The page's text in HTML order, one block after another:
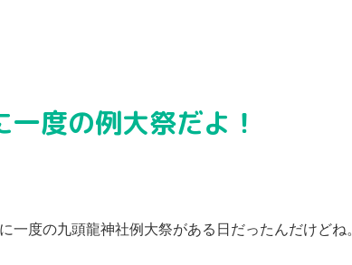
度の例大祭だよ！
一度の九頭龍神社例大祭がある日だったんだけどね。